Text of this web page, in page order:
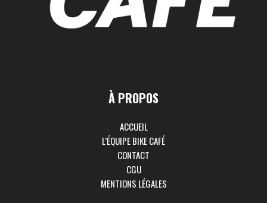
À PROPOS
ACCUEIL
L’ÉQUIPE BIKE CAFÉ
CONTACT
CGU
MENTIONS LÉGALES